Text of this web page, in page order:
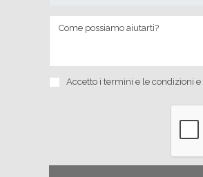
Accetto itermini e le condizioni e